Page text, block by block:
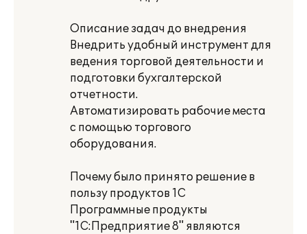
Описание задач до внедрения
Внедрить удобный инструмент для
ведения торговой деятельности и
подготовки бухгалтерской
отчетности.
Автоматизировать рабочие места
с помощью торгового
оборудования.
Почему было принято решение в
пользу продуктов 1С
Программные продукты
"1С:Предприятие 8" являются